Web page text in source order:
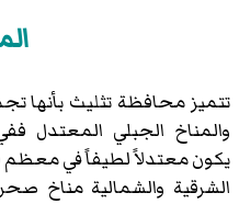
تتميز محافظة تثليث بأنها
والمناخ الجبلي المعتدل
يكون معتدلاً لطيفاً في معظم
الشرقية والشمالية مناخ